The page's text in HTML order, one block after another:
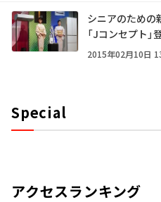
シニアのための
「Jコンセプト」
2015年02月10日
Special
アクセスランキング